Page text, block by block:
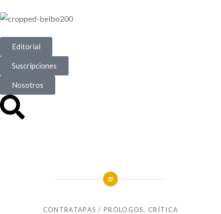
Editorial
Suscripciones
Nosotros
CONTRATAPAS / PRÓLOGOS, CRÍTICA